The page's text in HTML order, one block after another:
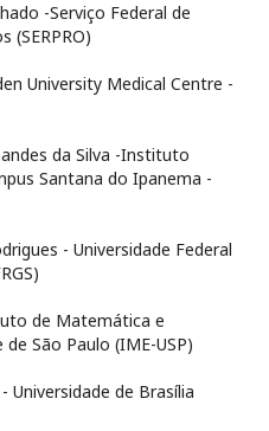
-Serviço Federal de
(SERPRO)
University Medical Centre -
da Silva -Instituto
Santana do Ipanema -
- Universidade Federal
de Matemática e
São Paulo (IME-USP)
Universidade de Brasília